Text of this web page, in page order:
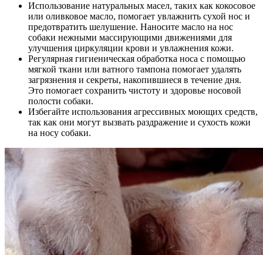
Использование натуральных масел, таких как кокосовое
или оливковое масло, помогает увлажнить сухой нос и
предотвратить шелушение. Наносите масло на нос
собаки нежными массирующими движениями для
улучшения циркуляции крови и увлажнения кожи.
Регулярная гигиеническая обработка носа с помощью
мягкой ткани или ватного тампона помогает удалять
загрязнения и секреты, накопившиеся в течение дня.
Это помогает сохранить чистоту и здоровье носовой
полости собаки.
Избегайте использования агрессивных моющих средств,
так как они могут вызвать раздражение и сухость кожи
на носу собаки.